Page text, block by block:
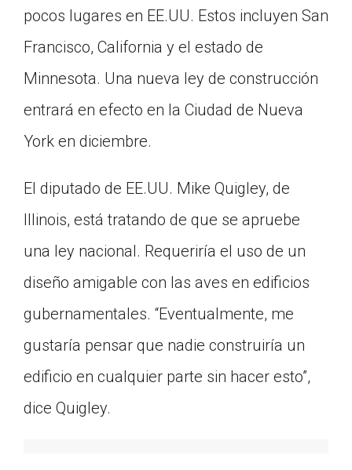
pocos lugares en EE.UU. Estos incluyen San
Francisco, California y el estado de
Minnesota. Una nueva ley de construcción
entrará en efecto en la Ciudad de Nueva
York en diciembre.
El diputado de EE.UU. Mike Quigley, de
Illinois, está tratando de que se apruebe
una ley nacional. Requeriría el uso de un
diseño amigable con las aves en edificios
gubernamentales. “Eventualmente, me
gustaría pensar que nadie construiría un
edificio en cualquier parte sin hacer esto”,
dice Quigley.